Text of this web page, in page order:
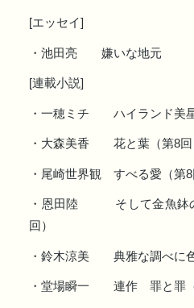
[エッセイ]
・池田亮 嫌いな地元
[連載小説]
・一穂ミチ ハイランド美星
・大森美香 花と葉（第8回
・尾崎世界観 すべる愛（第8
・恩田陸 そして金魚鉢の
回）
・鈴木涼美 典雅な調べに色
・堂場瞬一 連作 罪と罪（